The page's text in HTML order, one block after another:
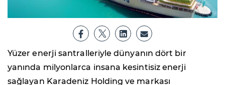
Yüzer enerji santralleriyle dünyanın dört bir
yanında milyonlarca insana kesintisiz enerji
sağlayan Karadeniz Holding ve markası